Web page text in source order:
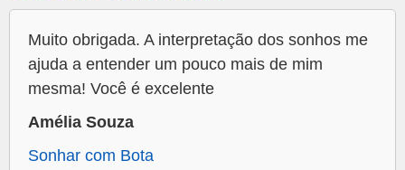
Muito obrigada. A interpretação dos sonhos me
ajuda a entender um pouco mais de mim
mesma! Você é excelente
Amélia Souza
Sonhar com Bota